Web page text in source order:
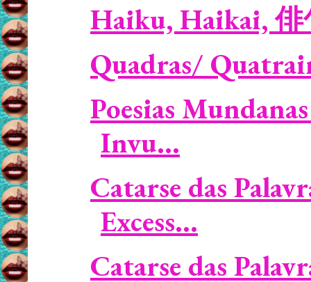
Haiku, Haikai, 俳
Quadras/
Poesias
Invu...
Catarse das
Excess...
Catarse das